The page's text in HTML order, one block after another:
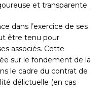
et transparente.
dans l’exercice de ses
être tenu pour
associés. Cette
sur le fondement de la
le cadre du contrat de
délictuelle (en cas